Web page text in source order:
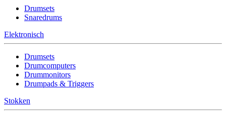
Drumsets
Snaredrums
Elektronisch
Drumsets
Drumcomputers
Drummonitors
Drumpads & Triggers
Stokken